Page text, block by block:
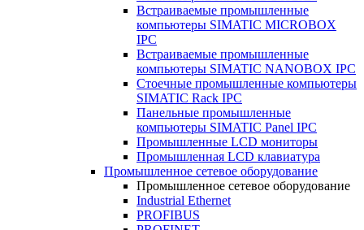
Встраиваемые промышленные
компьютеры SIMATIC MICROBOX
IPC
Встраиваемые промышленные
компьютеры SIMATIC NANOBOX IPC
Стоечные промышленные компьютеры
SIMATIC Rack IPC
Панельные промышленные
компьютеры SIMATIC Panel IPC
Промышленные LCD мониторы
Промышленная LCD клавиатура
Промышленное сетевое оборудование
Промышленное сетевое оборудование
Industrial Ethernet
PROFIBUS